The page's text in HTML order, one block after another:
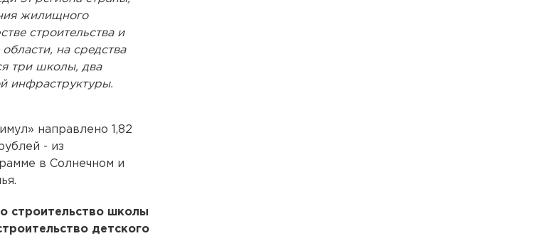
жилищного
строительства и
на средства
три школы, два
инфраструктуры.
направлено 1,82
- из
в Солнечном и
строительство школы
детского